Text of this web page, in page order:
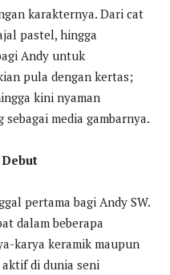
karakternya. Dari cat
pastel, hingga
Andy untuk
pula dengan kertas;
kini nyaman
media gambarnya.
pertama bagi Andy SW.
dalam beberapa
karya keramik maupun
aktif di dunia seni